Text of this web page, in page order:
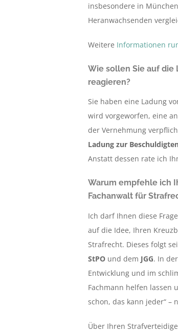
insbesondere in
Heranwachsenden
Weitere Informationen
Wie sollen Sie auf
reagieren?
Sie haben eine Ladung
wird vorgeworfen, eine
der Vernehmung
Ladung zur
Anstatt dessen rate ich
Warum empfehle ich
Fachanwalt für
Ich darf Ihnen diese
auf die Idee, Ihren
Strafrecht. Dieses folgt
StPO und dem JGG. In
Entwicklung und im
Fachmann helfen lassen
schon, das kann jeder“
Über Ihren